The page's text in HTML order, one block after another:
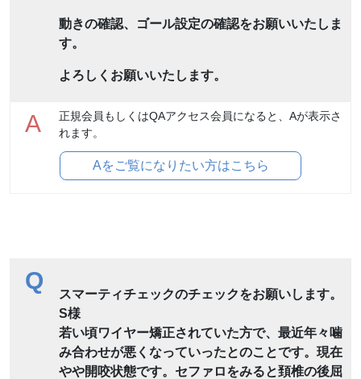
動きの確認、ゴール設定の確認をお願いいたしま
す。
よろしくお願いいたします。
A
正規会員もしくはQAアクセス会員になると、Aが表示さ
れます。
Aをご覧になりたい方はこちら
Q
スマーティチェックのチェックをお願いします。
S様
若い頃ワイヤー矯正されていた方で、最近年々噛
み合わせが悪くなっていったとのことです。現在
やや開咬状態です。セファロをみると頚椎の後屈